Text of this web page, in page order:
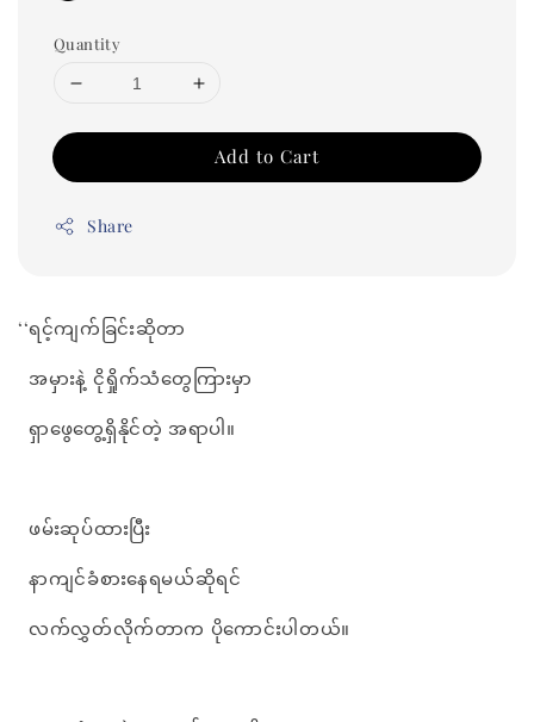
Quantity
Add to Cart
Share
‘‘ရင့်ကျက်ခြင်းဆိုတာ
အမှားနဲ့ ငိုရှိုက်သံတွေကြားမှာ
ရှာဖွေတွေ့ရှိနိုင်တဲ့ အရာပါ။
ဖမ်းဆုပ်ထားပြီး
နာကျင်ခံစားနေရမယ်ဆိုရင်
လက်လွှတ်လိုက်တာက ပိုကောင်းပါတယ်။